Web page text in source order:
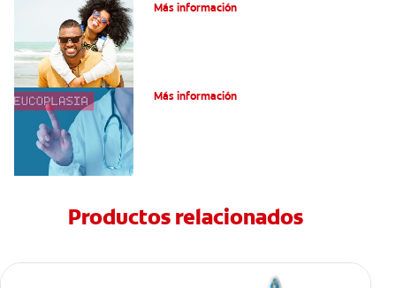
Más información
Más información
Productos relacionados